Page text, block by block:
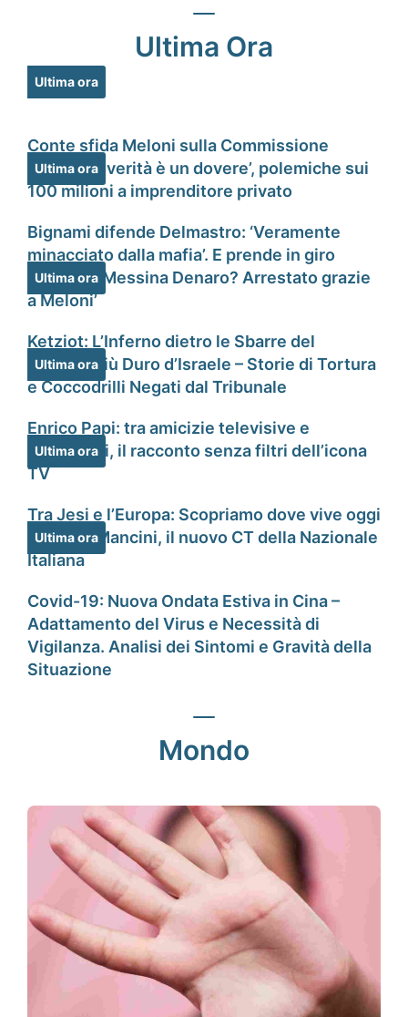
Ultima Ora
Ultima ora
Conte sfida Meloni sulla Commissione
Covid: ‘La verità è un dovere’, polemiche sui
100 milioni a imprenditore privato
Ultima ora
Bignami difende Delmastro: ‘Veramente
minacciato dalla mafia’. E prende in giro
Ranucci. ‘Messina Denaro? Arrestato grazie
a Meloni’
Ultima ora
Ketziot: L’Inferno dietro le Sbarre del
Carcere più Duro d’Israele – Storie di Tortura
e Coccodrilli Negati dal Tribunale
Ultima ora
Enrico Papi: tra amicizie televisive e
tradimenti, il racconto senza filtri dell’icona
TV
Ultima ora
Tra Jesi e l’Europa: Scopriamo dove vive oggi
Roberto Mancini, il nuovo CT della Nazionale
Italiana
Ultima ora
Covid-19: Nuova Ondata Estiva in Cina –
Adattamento del Virus e Necessità di
Vigilanza. Analisi dei Sintomi e Gravità della
Situazione
Mondo